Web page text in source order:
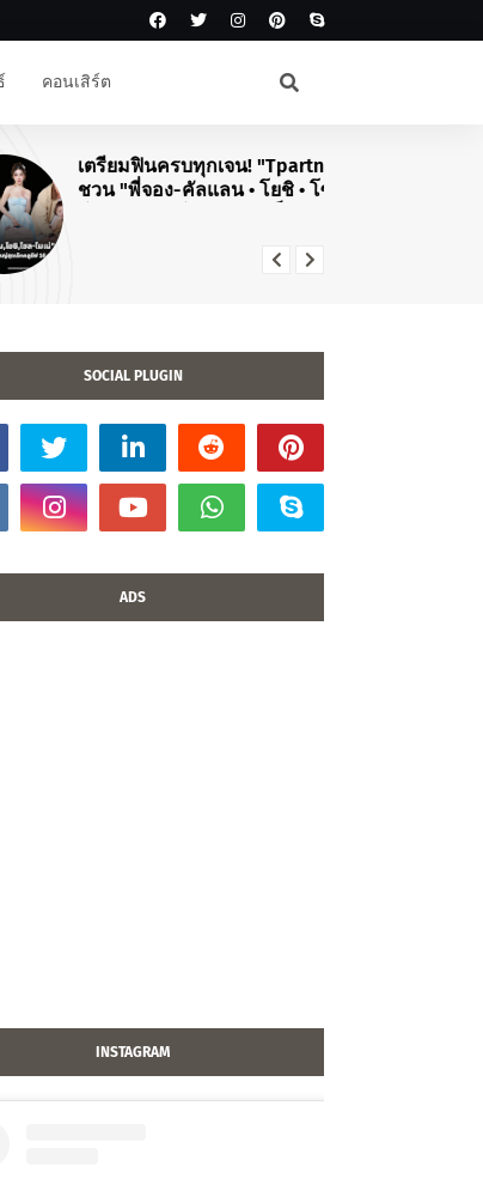
คอนเสิร์ต
เตรียมฟินครบทุกเจน! "Tpartner"
ชวน "พี่จอง-คัลแลน • โยชิ • โซล-
โมเน่" เสิร์ฟโมเมนต์จัดเต็มในงาน
"Airport Carnival ทริปไหนก็ใจฟู"
SOCIAL PLUGIN
ADS
INSTAGRAM